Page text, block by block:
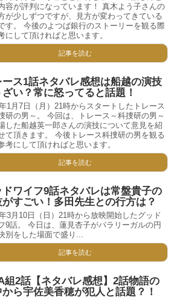
容が評判になっています！ 真木よう子さんの
が少しずつですが、見方が変わってきている
す。 今後のよつば銀行のストーリーを観る際
にして頂ければと思います。
記事を読む
ース1話ネタバレ感想は船越の演技
い？常に怒ってると話題！
1月7日（月）21時からスタートしたトレース
研の男～。 今回は、トレース～科捜研の男～
した船越英一郎さんの演技について意見を紹
て頂きます。 今後トレース科捜研の男を観る
考にして頂ければと思います。
記事を読む
ドワイフ9話ネタバレは常盤貴子の
すごい！多田先生との行方は？
3月10日（日）21時から放映開始したグッド
9話。 今日は、蓮見杏子がパラリーガルの円
別をした場面で盛り...
記事を読む
組2話【ネタバレ感想】2話物語の
ら宇佐美香穂が犯人と話題？！